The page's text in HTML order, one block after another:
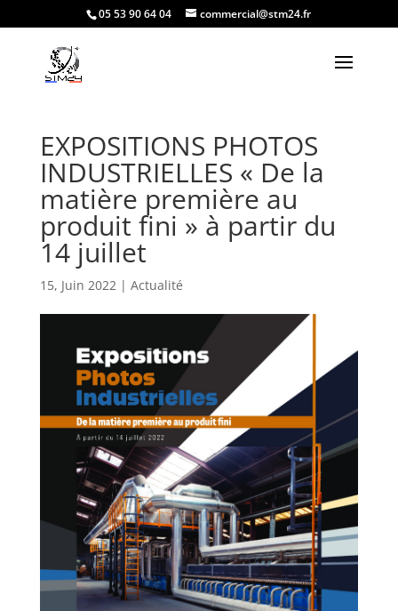
05 53 90 64 04 commercial@stm24.fr
EXPOSITIONS PHOTOS
INDUSTRIELLES « De la
matière première au
produit fini » à partir du
14 juillet
15, Juin 2022| Actualité